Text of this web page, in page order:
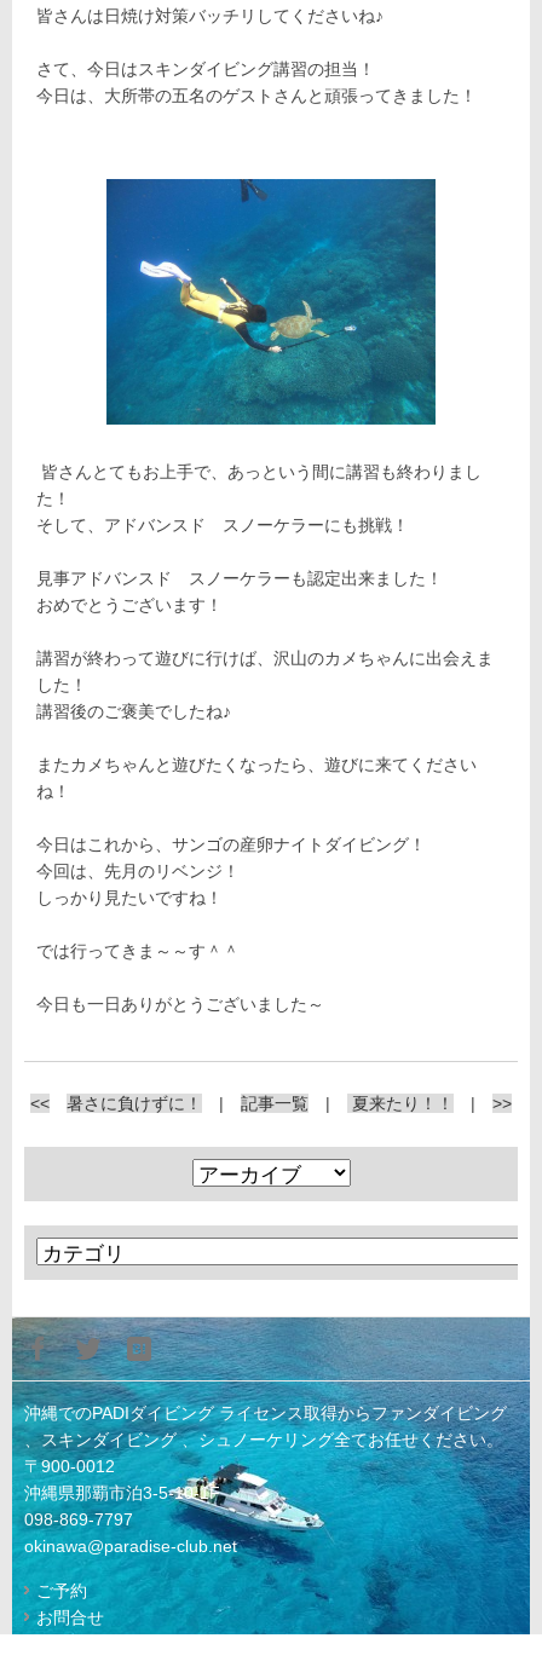
皆さんは日焼け対策バッチリしてくださいね♪
さて、今日はスキンダイビング講習の担当！
今日は、大所帯の五名のゲストさんと頑張ってきました！
皆さんとてもお上手で、あっという間に講習も終わりまし
た！
そして、アドバンスド スノーケラーにも挑戦！
見事アドバンスド スノーケラーも認定出来ました！
おめでとうございます！
講習が終わって遊びに行けば、沢山のカメちゃんに出会えま
した！
講習後のご褒美でしたね♪
またカメちゃんと遊びたくなったら、遊びに来てください
ね！
今日はこれから、サンゴの産卵ナイトダイビング！
今回は、先月のリベンジ！
しっかり見たいですね！
では行ってきま～～す＾＾
今日も一日ありがとうございました～
<< 暑さに負けずに！ | 記事一覧 | 夏来たり！！ | >>
沖縄でのPADIダイビング ライセンス取得からファンダイビング
、スキンダイビング 、シュノーケリング全てお任せください。
〒900-0012
沖縄県那覇市泊3-5-10-1F
098-869-7797
okinawa@paradise-club.net
ご予約
お問合せ